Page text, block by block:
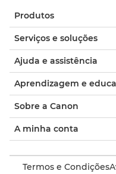
Produtos
Serviços e soluções
Ajuda e assistência
Aprendizagem e
Sobre a Canon
A minha conta
Termos e Condições